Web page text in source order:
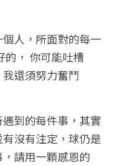
藏版
人，所面對的每一
的， 你可能吐槽
還須努力奮鬥
到的每件事，其實
沒有注定，球仍是
請用一顆感恩的